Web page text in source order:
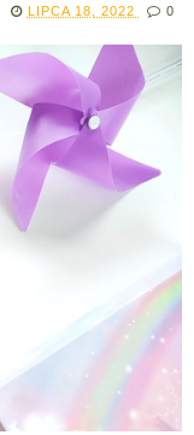
LIPCA 18, 2022 0